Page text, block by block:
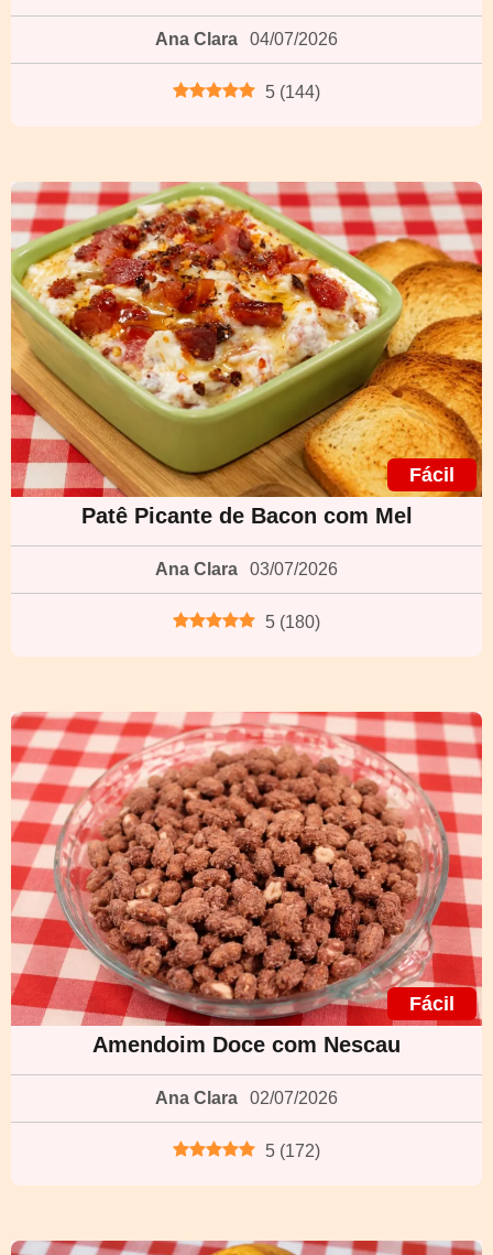
Ana Clara 04/07/2026
5 (144)
Fácil
Patê Picante de Bacon com Mel
Ana Clara 03/07/2026
5 (180)
Fácil
Amendoim Doce com Nescau
Ana Clara 02/07/2026
5 (172)